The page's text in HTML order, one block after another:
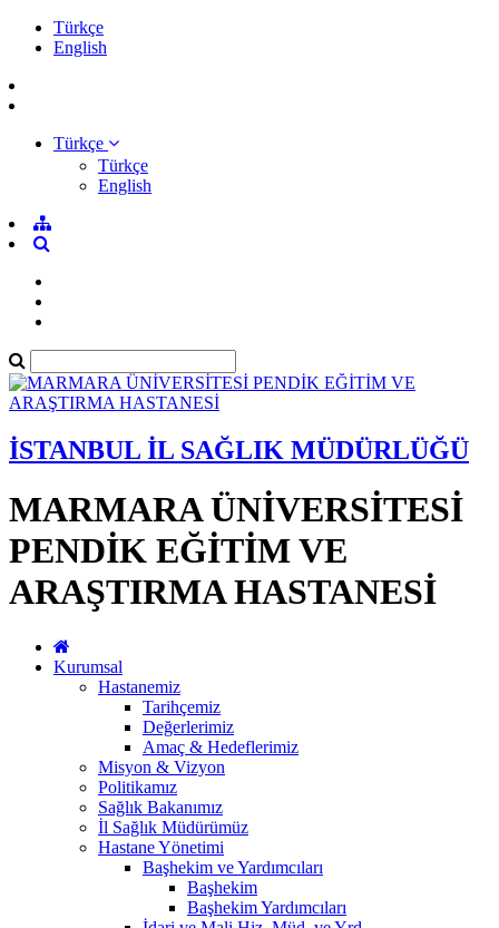
Türkçe
English
Türkçe
Türkçe
English
İSTANBUL İL SAĞLIK MÜDÜRLÜĞÜ
MARMARA ÜNİVERSİTESİ
PENDİK EĞİTİM VE
ARAŞTIRMA HASTANESİ
Kurumsal
Hastanemiz
Tarihçemiz
Değerlerimiz
Amaç & Hedeflerimiz
Misyon & Vizyon
Politikamız
Sağlık Bakanımız
İl Sağlık Müdürümüz
Hastane Yönetimi
Başhekim ve Yardımcıları
Başhekim
Başhekim Yardımcıları